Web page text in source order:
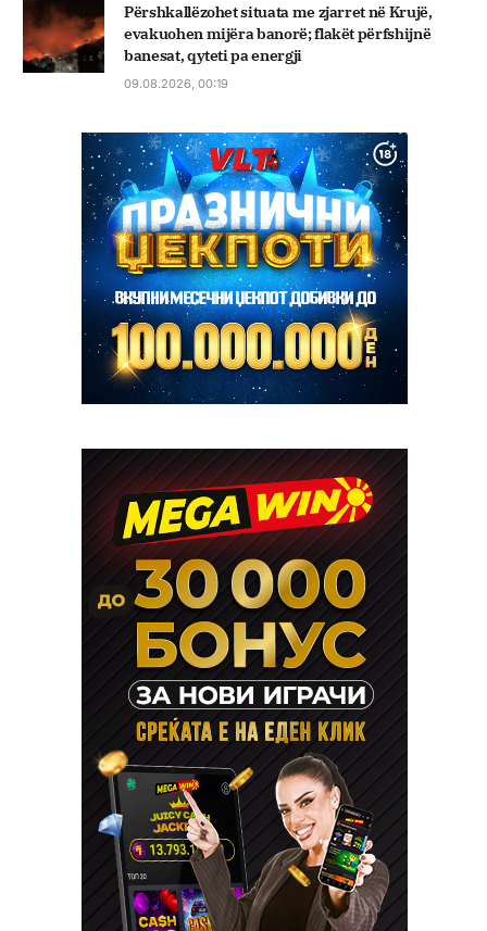
Përshkallëzohet situata me zjarret në Krujë,
evakuohen mijëra banorë; flakët përfshijnë
banesat, qyteti pa energji
09.08.2026, 00:19